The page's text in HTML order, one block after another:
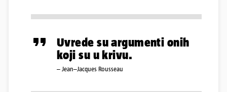
Uvrede su argumenti onih
koji su u krivu.
– Jean–Jacques Rousseau